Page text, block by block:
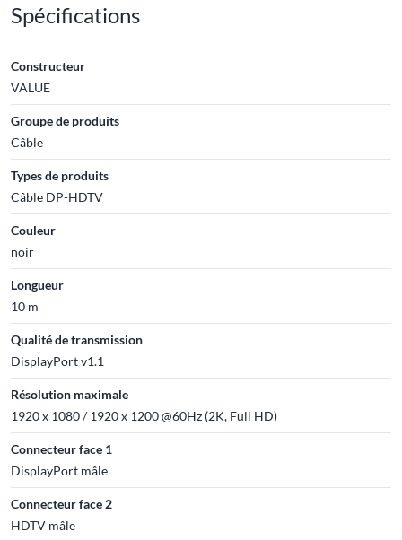
Spécifications
Constructeur
VALUE
Groupe de produits
Câble
Types de produits
Câble DP-HDTV
Couleur
noir
Longueur
10 m
Qualité de transmission
DisplayPort v1.1
Résolution maximale
1920 x 1080 / 1920 x 1200 @60Hz (2K, Full HD)
Connecteur face 1
DisplayPort mâle
Connecteur face 2
HDTV mâle